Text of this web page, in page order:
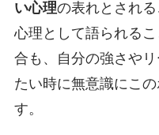
い心理の表れとされ
心理として語られる
合も、自分の強さや
たい時に無意識にこ
す。